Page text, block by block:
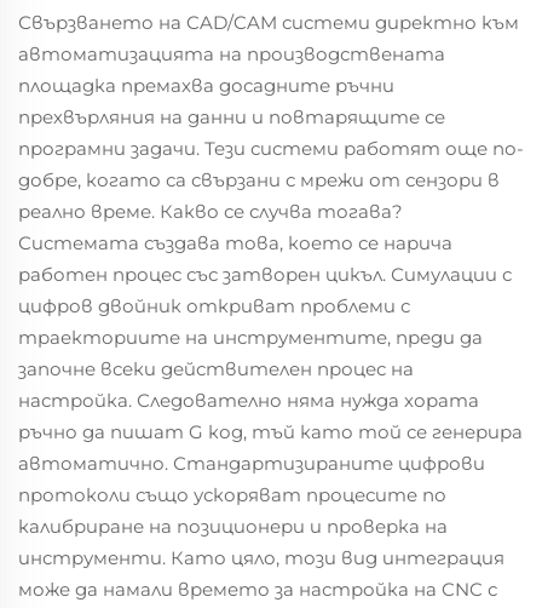
Свързването на CAD/CAM системи директно към
автоматизацията на производствената
площадка премахва досадните ръчни
прехвърляния на данни и повтарящите се
програмни задачи. Тези системи работят още по-
добре, когато са свързани с мрежи от сензори в
реално време. Какво се случва тогава?
Системата създава това, което се нарича
работен процес със затворен цикъл. Симулации с
цифров двойник откриват проблеми с
траекториите на инструментите, преди да
започне всеки действителен процес на
настройка. Следователно няма нужда хората
ръчно да пишат G код, тъй като той се генерира
автоматично. Стандартизираните цифрови
протоколи също ускоряват процесите по
калибриране на позиционери и проверка на
инструменти. Като цяло, този вид интеграция
може да намали времето за настройка на CNC с